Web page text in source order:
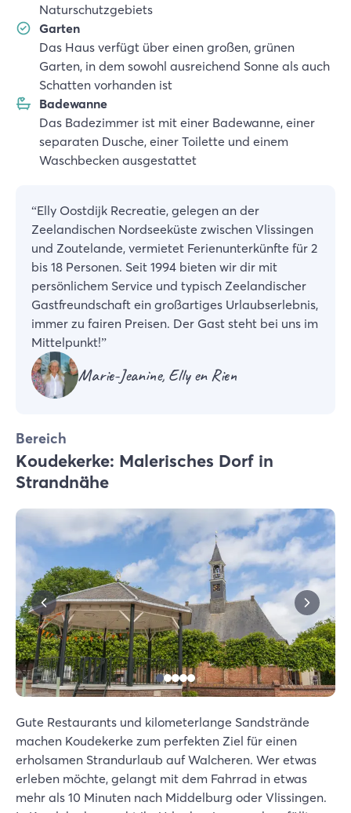
Naturschutzgebiets
Garten
Das Haus verfügt über einen großen, grünen
Garten, in dem sowohl ausreichend Sonne als auch
Schatten vorhanden ist
Badewanne
Das Badezimmer ist mit einer Badewanne, einer
separaten Dusche, einer Toilette und einem
Waschbecken ausgestattet
“Elly Oostdijk Recreatie, gelegen an der
Zeelandischen Nordseeküste zwischen Vlissingen
und Zoutelande, vermietet Ferienunterkünfte für 2
bis 18 Personen. Seit 1994 bieten wir dir mit
persönlichem Service und typisch Zeelandischer
Gastfreundschaft ein großartiges Urlaubserlebnis,
immer zu fairen Preisen. Der Gast steht bei uns im
Mittelpunkt!”
Marie-Jeanine, Elly en Rien
Bereich
Koudekerke: Malerisches Dorf in
Strandnähe
Gute Restaurants und kilometerlange Sandstrände
machen Koudekerke zum perfekten Ziel für einen
erholsamen Strandurlaub auf Walcheren. Wer etwas
erleben möchte, gelangt mit dem Fahrrad in etwas
mehr als 10 Minuten nach Middelburg oder Vlissingen.